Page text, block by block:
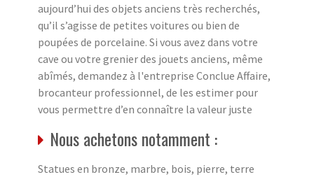
aujourd’hui des objets anciens très recherchés,
qu’il s’agisse de petites voitures ou bien de
poupées de porcelaine. Si vous avez dans votre
cave ou votre grenier des jouets anciens, même
abîmés, demandez à l'entreprise Conclue Affaire,
brocanteur professionnel, de les estimer pour
vous permettre d’en connaître la valeur juste
Nous achetons notamment :
Statues en bronze, marbre, bois, pierre, terre